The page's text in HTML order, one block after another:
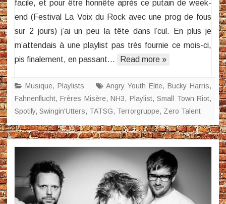
2019
facile, et pour être honnête après ce putain de week-
end (Festival La Voix du Rock avec une prog de fous
sur 2 jours) j’ai un peu la tête dans l’cul. En plus je
m’attendais à une playlist pas très fournie ce mois-ci,
pis finalement, en passant…
Read more »
Musique, Playlists Angry Youth Elite,Bucky Harris,
Fahnenflucht,Frères Misère,NH3, Playlist,Small Town Riot,
Spotify, Swingin'Utters, TATSG, Terrorgruppe, Zero Talent